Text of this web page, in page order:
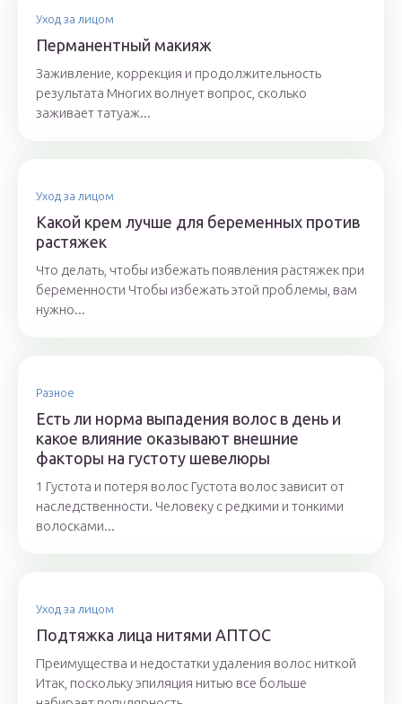
Уход за лицом
Перманентный макияж
Заживление, коррекция и продолжительность
результата Многих волнует вопрос, сколько
заживает татуаж...
Уход за лицом
Какой крем лучше для беременных против
растяжек
Что делать, чтобы избежать появления растяжек при
беременности Чтобы избежать этой проблемы, вам
нужно...
Разное
Есть ли норма выпадения волос в день и
какое влияние оказывают внешние
факторы на густоту шевелюры
1 Густота и потеря волос Густота волос зависит от
наследственности. Человеку с редкими и тонкими
волосками...
Уход за лицом
Подтяжка лица нитями АПТОС
Преимущества и недостатки удаления волос ниткой
Итак, поскольку эпиляция нитью все больше